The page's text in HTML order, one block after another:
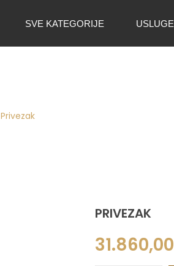
SVE KATEGORIJE USLUGE
Privezak
PRIVEZAK
31.860,00